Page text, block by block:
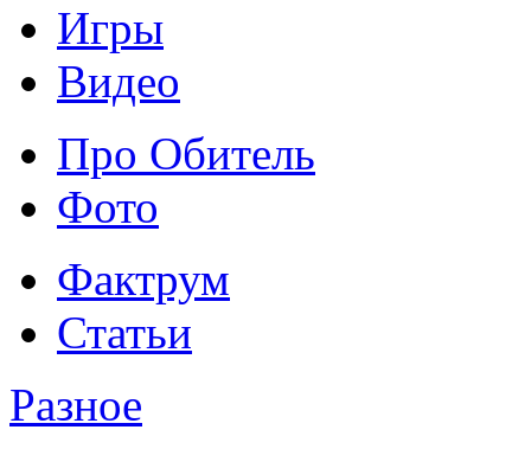
Игры
Видео
Про Обитель
Фото
Фактрум
Статьи
Разное